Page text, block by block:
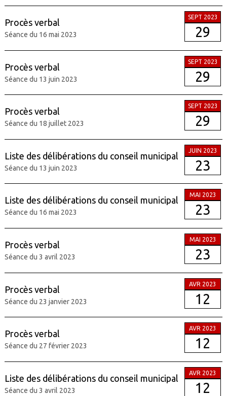
Procès verbal
Séance du 16 mai 2023
SEPT 2023
29
Procès verbal
Séance du 13 juin 2023
SEPT 2023
29
Procès verbal
Séance du 18 juillet 2023
SEPT 2023
29
Liste des délibérations du conseil municipal
Séance du 13 juin 2023
JUIN 2023
23
Liste des délibérations du conseil municipal
Séance du 16 mai 2023
MAI 2023
23
Procès verbal
Séance du 3 avril 2023
MAI 2023
23
Procès verbal
Séance du 23 janvier 2023
AVR 2023
12
Procès verbal
Séance du 27 février 2023
AVR 2023
12
Liste des délibérations du conseil municipal
Séance du 3 avril 2023
AVR 2023
12